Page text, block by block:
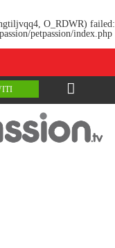
O_RDWR) failed:
petpassion/index.php